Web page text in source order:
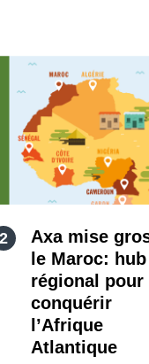
Axa mise
le Maroc: hub
régional pour
conquérir
l’Afrique
Atlantique